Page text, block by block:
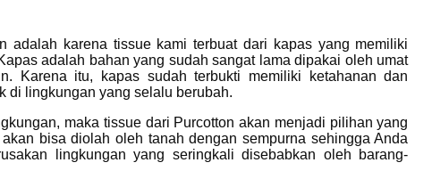
adalah karena tissue kami terbuat dari kapas yang memiliki
adalah bahan yang sudah sangat lama dipakai oleh umat
Karena itu, kapas sudah terbukti memiliki ketahanan dan
di lingkungan yang selalu berubah.
maka tissue dari Purcotton akan menjadi pilihan yang
bisa diolah oleh tanah dengan sempurna sehingga Anda
lingkungan yang seringkali disebabkan oleh barang-